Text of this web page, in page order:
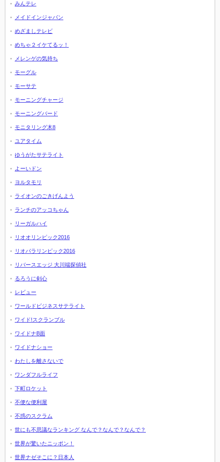
みんテレ
メイドインジャパン
めざましテレビ
めちゃ２イケてるッ！
メレンゲの気持ち
モーグル
モーサテ
モーニングチャージ
モーニングバード
モニタリング木8
ユアタイム
ゆうがたサテライト
よーいドン
ヨルタモリ
ライオンのごきげんよう
ランチのアッコちゃん
リーガルハイ
リオオリンピック2016
リオパラリンピック2016
リバースエッジ 大川端探偵社
るろうに剣心
レビュー
ワールドビジネスサテライト
ワイド!スクランブル
ワイドナB面
ワイドナショー
わたしを離さないで
ワンダフルライフ
下町ロケット
不便な便利屋
不惑のスクラム
世にも不思議なランキング なんで？なんで？なんで？
世界が驚いたニッポン！
世界ナゼそこに？日本人